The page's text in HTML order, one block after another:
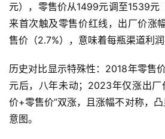
元），零售价从1499元调至1539元
来首次触及零售价红线，出厂价涨
售价（2.7%），意味着每瓶渠道利润
历史对比显示特殊性：2018年零售
元后，八年未动；2023年仅涨出
价+零售价”双涨，且涨幅不对称，
意图。